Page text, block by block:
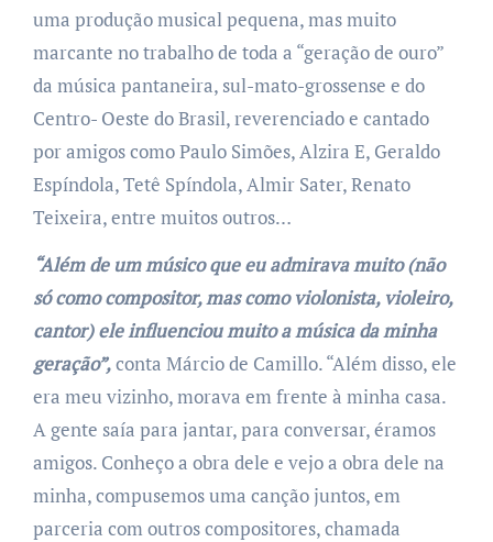
uma produção musical pequena, mas muito
marcante no trabalho de toda a “geração de ouro”
da música pantaneira, sul-mato-grossense e do
Centro- Oeste do Brasil, reverenciado e cantado
por amigos como Paulo Simões, Alzira E, Geraldo
Espíndola, Tetê Spíndola, Almir Sater, Renato
Teixeira, entre muitos outros…
“Além de um músico que eu admirava muito (não
só como compositor, mas como violonista, violeiro,
cantor) ele influenciou muito a música da minha
geração”,conta Márcio de Camillo. “Além disso, ele
era meu vizinho, morava em frente à minha casa.
A gente saía para jantar, para conversar, éramos
amigos. Conheço a obra dele e vejo a obra dele na
minha, compusemos uma canção juntos, em
parceria com outros compositores, chamada